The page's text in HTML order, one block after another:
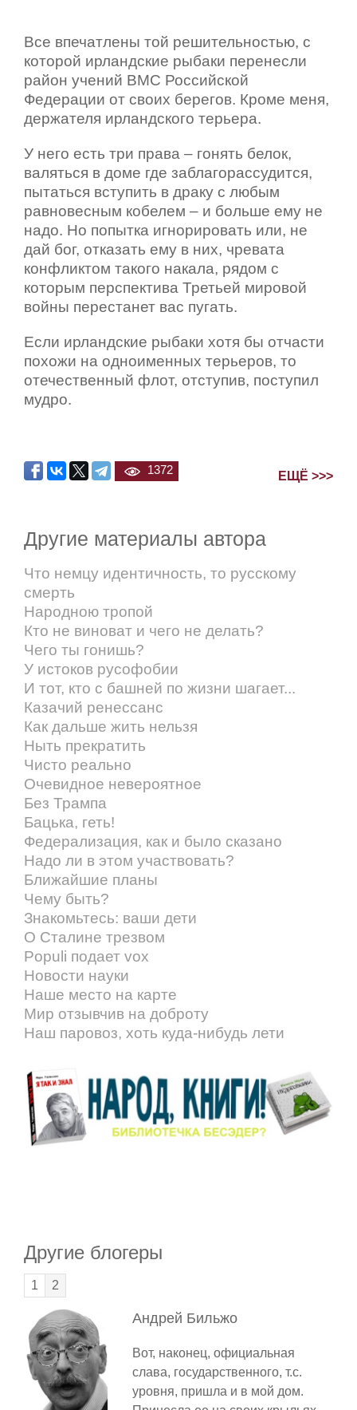
Все впечатлены той решительностью, с
которой ирландские рыбаки перенесли
район учений ВМС Российской
Федерации от своих берегов. Кроме меня,
держателя ирландского терьера.
У него есть три права – гонять белок,
валяться в доме где заблагорассудится,
пытаться вступить в драку с любым
равновесным кобелем – и больше ему не
надо. Но попытка игнорировать или, не
дай бог, отказать ему в них, чревата
конфликтом такого накала, рядом с
которым перспектива Третьей мировой
войны перестанет вас пугать.
Если ирландские рыбаки хотя бы отчасти
похожи на одноименных терьеров, то
отечественный флот, отступив, поступил
мудро.
1372 ЕЩЁ >>>
Другие материалы автора
Что немцу идентичность, то русскому
смерть
Народною тропой
Кто не виноват и чего не делать?
Чего ты гонишь?
У истоков русофобии
И тот, кто с башней по жизни шагает...
Казачий ренессанс
Как дальше жить нельзя
Ныть прекратить
Чисто реально
Очевидное невероятное
Без Трампа
Бацька, геть!
Федерализация, как и было сказано
Надо ли в этом участвовать?
Ближайшие планы
Чему быть?
Знакомьтесь: ваши дети
О Сталине трезвом
Populi подает vox
Новости науки
Наше место на карте
Мир отзывчив на доброту
Наш паровоз, хоть куда-нибудь лети
Другие блогеры
1 2
Андрей Бильжо
Вот, наконец, официальная
слава, государственного, т.с.
уровня, пришла и в мой дом.